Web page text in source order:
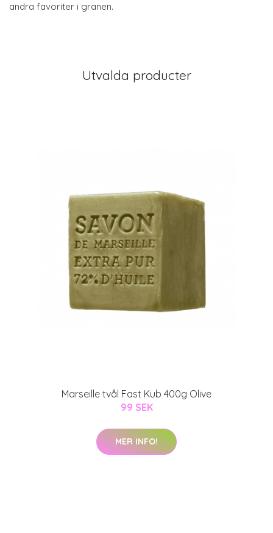
andra favoriter i granen.
Utvalda producter
Marseille tvål Fast Kub 400g Olive
99 SEK
MER INFO!